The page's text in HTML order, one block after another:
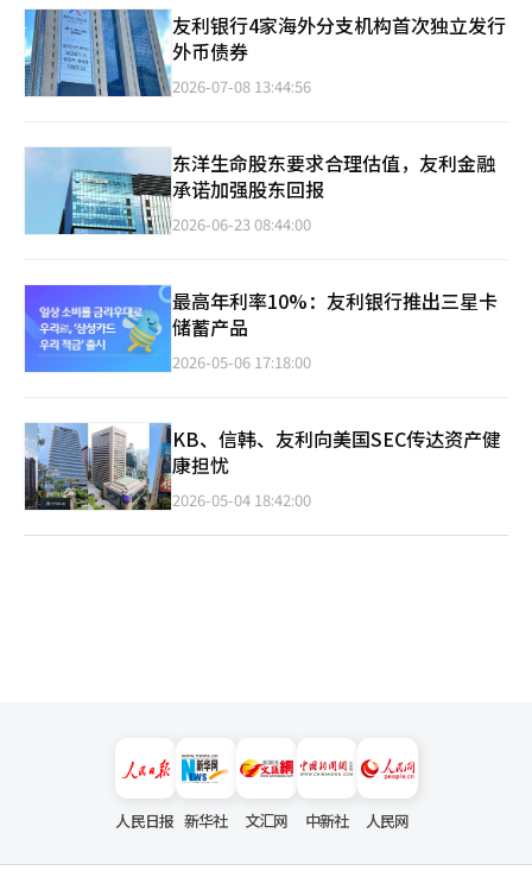
友利银行4家海外分支机构首次独立发行
外币债券
2026-07-08 13:44:56
东洋生命股东要求合理估值，友利金融
承诺加强股东回报
2026-06-23 08:44:00
最高年利率10%：友利银行推出三星卡
储蓄产品
2026-05-06 17:18:00
KB、信韩、友利向美国SEC传达资产健
康担忧
2026-05-04 18:42:00
人民日报 新华社 文汇网 中新社 人民网